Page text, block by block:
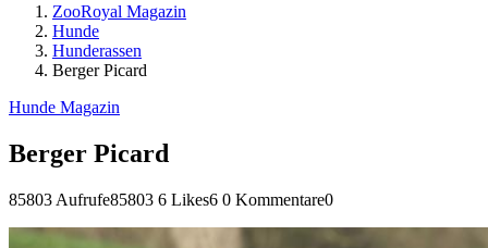
ZooRoyal Magazin
Hunde
Hunderassen
Berger Picard
Hunde Magazin
Berger Picard
85803 Aufrufe85803 6 Likes6 0 Kommentare0